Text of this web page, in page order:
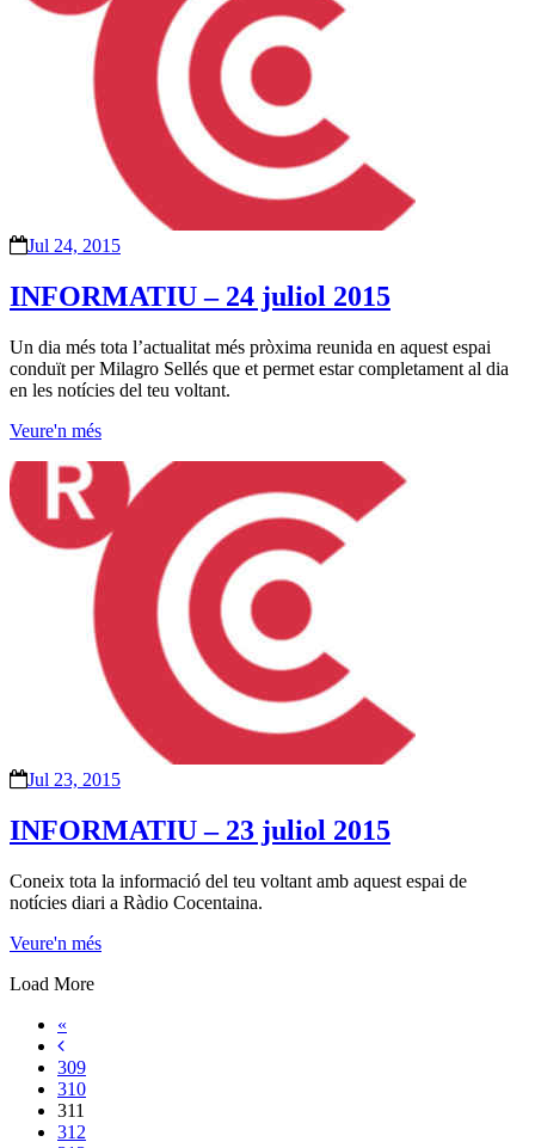
Jul 24, 2015
INFORMATIU – 24 juliol 2015
Un dia més tota l’actualitat més pròxima reunida en aquest espai
conduït per Milagro Sellés que et permet estar completament al dia
en les notícies del teu voltant.
Veure'n més
Jul 23, 2015
INFORMATIU – 23 juliol 2015
Coneix tota la informació del teu voltant amb aquest espai de
notícies diari a Ràdio Cocentaina.
Veure'n més
Load More
«
309
310
311
312